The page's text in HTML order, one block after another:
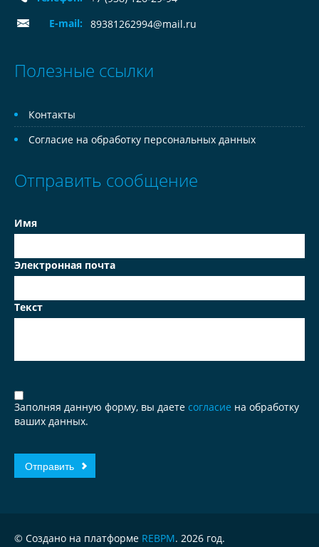
E-mail:
89381262994@mail.ru
Полезные ссылки
Контакты
Согласие на обработку персональных данных
Отправить сообщение
Имя
Электронная почта
Текст
Заполняя данную форму, вы даете согласие на обработку
ваших данных.
© Создано на платформе REBPM. 2026 год.